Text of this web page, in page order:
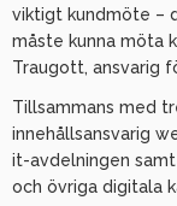
viktigt kundmöte –
måste kunna möta
Traugott, ansvarig
Tillsammans med
innehållsansvarig
it-avdelningen
och övriga digitala